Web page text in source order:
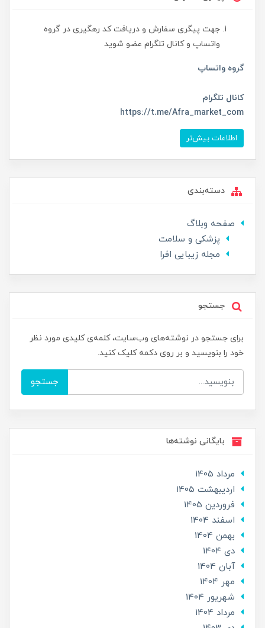
جهت پیگری سفارش و دریافت کد رهگیری در گروه
واتساپ و کانال تلگرام عضو شوید
گروه واتساپ
کانال تلگرام
https://t.me/Afra_market_com
اطلاعات بیش‌تر
دسته‌بندی
صفحه وبلاگ
پزشکی و سلامت
مجله زیبایی افرا
جستجو
برای جستجو در نوشته‌های وب‌سایت، کلمه‌ی کلیدی مورد نظر
خود را بنویسید و بر روی دکمه کلیک کنید.
جستجو
بایگانی نوشته‌ها
مرداد 1405
ارديبهشت 1405
فروردین 1405
اسفند 1404
بهمن 1404
دی 1404
آبان 1404
مهر 1404
شهریور 1404
مرداد 1404